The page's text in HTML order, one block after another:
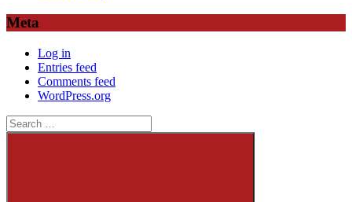
Meta
Log in
Entries feed
Comments feed
WordPress.org
Search
for: